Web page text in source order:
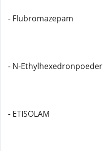
- Flubromazepam
- N-Ethylhexedronpoeder
- ETISOLAM